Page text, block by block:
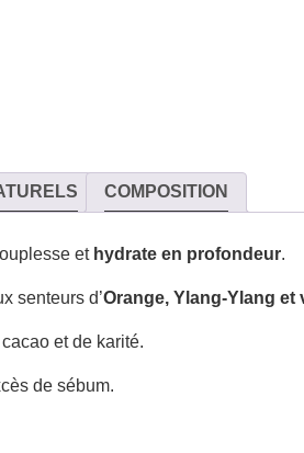
COMPOSITION
et hydrate en profondeur.
senteurs d’Orange, Ylang-Ylang et
et de karité.
de sébum.